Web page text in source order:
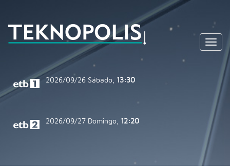
2026/09/26 Sábado, 13:30
2026/09/27 Domingo, 12:20